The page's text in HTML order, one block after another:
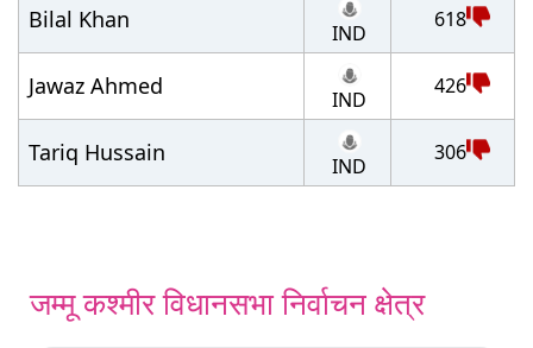
Bilal Khan IND
618
Jawaz Ahmed IND
426
Tariq Hussain IND
306
जम्मू कश्मीर विधानसभा निर्वाचन क्षेत्र